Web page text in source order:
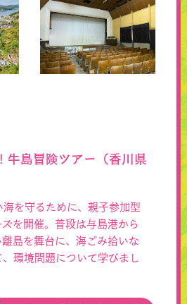
牛島冒険ツアー（香川県
海を守るために、親子参加型
を開催。普段は与島港から
島を舞台に、海ごみ拾いな
環境問題について学びまし